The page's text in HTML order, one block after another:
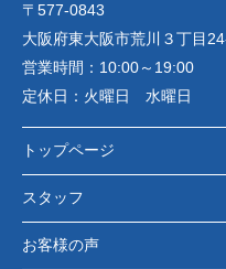
〒577-0843
大阪府東大阪市荒川３丁目
営業時間： 10:00～19:00
定休日： 火曜日 水曜日
トップページ
スタッフ
お客様の声